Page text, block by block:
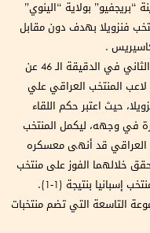
بولاية “الينوي”
فنزويلا بهدف دون مقابل
ومع بداية الشوط الثاني سجل فنزويلا هدفه الثاني في الدقيقة الـ 46 عن
المنتخب العراقي علي
حيث اعتبر حكم اللقاء
في وجهه، ليكمل المنتخب
العراقي قد أنهى معسكره
حقق خلالهما الفوز على منتخب
بنتيجة (1-1).
التاسعة التي تضم منتخبات